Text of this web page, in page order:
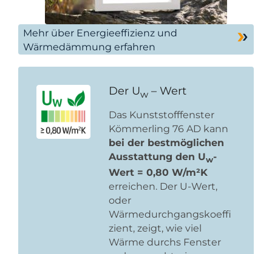
Mehr über Energieeffizienz und
Wärmedämmung erfahren
Der Uw – Wert
Das Kunststofffenster
Kömmerling 76 AD kann
bei der bestmöglichen
Ausstattung den Uw-
Wert = 0,80 W/m²K
erreichen. Der U-Wert,
oder
Wärmedurchgangskoeffi
zient, zeigt, wie viel
Wärme durchs Fenster